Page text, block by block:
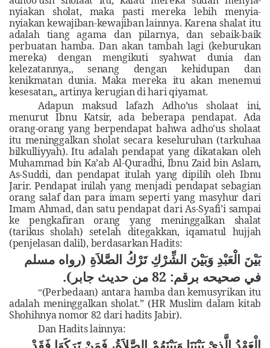
nyiakan sholat, maka pasti mereka lebih menyia-
nyiakan kewajiban-kewajiban lainnya. Karena shalat itu
adalah tiang agama dan pilarnya, dan sebaik-baik
perbuatan hamba. Dan akan tambah lagi (keburukan
mereka) dengan mengikuti syahwat dunia dan
kelezatannya,, senang dengan kehidupan dan
kenikmatan dunia. Maka mereka itu akan menemui
kesesatan,, artinya kerugian di hari qiyamat.
Adapun maksud lafazh Adho’us sholaat ini,
menurut Ibnu Katsir, ada beberapa pendapat. Ada
orang-orang yang berpendapat bahwa adho'us sholaat
itu meninggalkan sholat secara keseluruhan (tarkuhaa
bilkulliyyah). Itu adalah pendapat yang dikatakan oleh
Muhammad bin Ka’ab Al-Quradhi, Ibnu Zaid bin Aslam,
As-Suddi, dan pendapat itulah yang dipilih oleh Ibnu
Jarir. Pendapat inilah yang menjadi pendapat sebagian
orang salaf dan para imam seperti yang masyhur dari
Imam Ahmad, dan satu pendapat dari As-Syafi’i sampai
ke pengkafiran orang yang meninggalkan shalat
(tarikus sholah) setelah ditegakkan, iqamatul hujjah
(penjelasan dalil), berdasarkan Hadits:
بَيْنَ الْعَبْدِ وَبَيْنَ الشِّرْكِ تَرْكُ الصَّلاَةِ (رواه مسلم
في صحيحه برقم: 82 من حديث جابر).
“(Perbedaan) antara hamba dan kemusyrikan itu
adalah meninggalkan sholat.” (HR Muslim dalam kitab
Shohihnya nomor 82 dari hadits Jabir).
Dan Hadits lainnya: